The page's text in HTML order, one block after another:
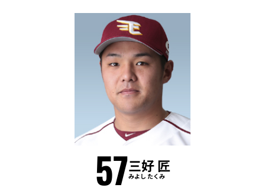
57三好 匠
みよし たくみ